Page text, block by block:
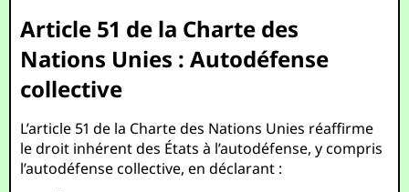
Article 51 de la Charte des
Nations Unies : Autodéfense
collective
L’article 51 de la Charte des Nations Unies réaffirme
le droit inhérent des États à l’autodéfense, y compris
l’autodéfense collective, en déclarant :